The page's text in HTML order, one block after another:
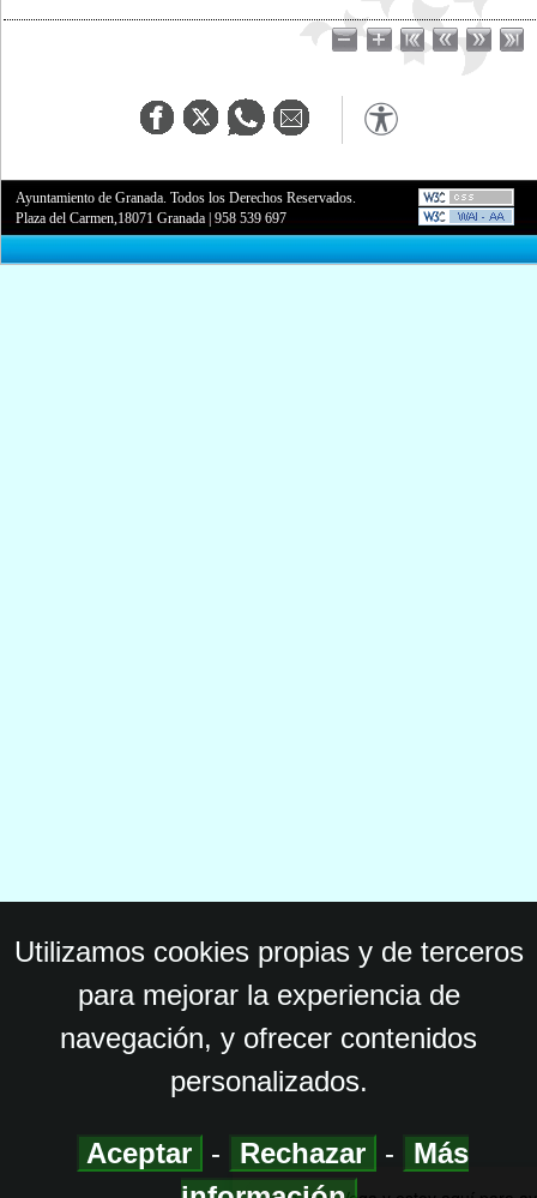
Ayuntamiento de Granada. Todos los Derechos Reservados.
Plaza del Carmen,18071 Granada |958 539 697
Utilizamos cookies propias y de terceros
para mejorar la experiencia de
navegación, y ofrecer contenidos
personalizados.
Aceptar - Rechazar -
Más